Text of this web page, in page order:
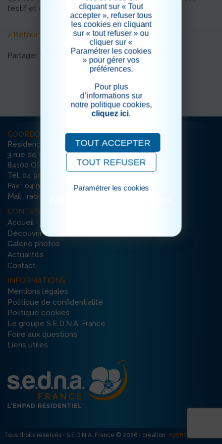
festif et convivial.
> Retour aux actualités
Partager sur les réseaux sociaux
COORDONNÉES
Résidence Raoul Rose
3 rue de Bretagne
84100 ORANGE
Tél. 04 90 34 30 82
Fax : 04 90 51 29 27
Mail : raoulrose-orange@ehpad-sedna.fr
CONTENU DU SITE
Accueil
Découvrir la résidence
Galerie photos
Actualités
Contact
INFORMATIONS
Mentions légales
Politique de confidentialité
Politique cookies
Le groupe S.E.D.N.A. France
Foire aux questions
Liens utiles
Tous droits réservés • S.E.D.N.A. France © 2026 • création agence R créativ’
cliquant sur « Tout
accepter », refuser tous
les cookies en cliquant
sur « tout refuser » ou
cliquer sur «
Paramétrer les cookies
» pour gérer vos
préférences.
Pour plus
d’informations sur
notre politique cookies,
cliquez ici.
TOUT ACCEPTER
TOUT REFUSER
Paramétrer les cookies